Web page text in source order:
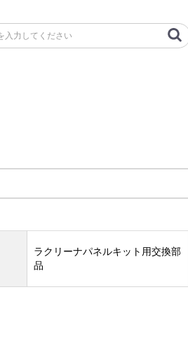
工冷熱 オプシ
ラクリーナパネルキット用交換部
品